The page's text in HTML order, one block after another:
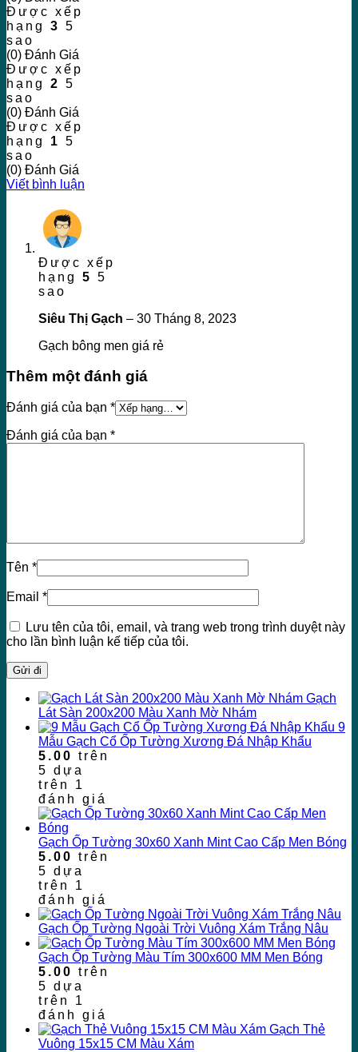
Được xếp
hạng 3 5
sao
(0) Đánh Giá
Được xếp
hạng 2 5
sao
(0) Đánh Giá
Được xếp
hạng 1 5
sao
(0) Đánh Giá
Viết bình luận
Được xếp
hạng 5 5
sao
Siêu Thị Gạch – 30 Tháng 8, 2023
Gạch bông men giá rẻ
Thêm một đánh giá
Đánh giá của bạn *
Đánh giá của bạn *
Tên *
Email *
Lưu tên của tôi, email, và trang web trong trình duyệt này
cho lần bình luận kế tiếp của tôi.
Gạch
Lát Sàn 200x200 Màu Xanh Mờ Nhám
9
Mẫu Gạch Cổ Ốp Tường Xương Đá Nhập Khẩu
5.00 trên
5 dựa
trên 1
đánh giá
Gạch Ốp Tường 30x60 Xanh Mint Cao Cấp Men Bóng
5.00 trên
5 dựa
trên 1
đánh giá
Gạch Ốp Tường Ngoài Trời Vuông Xám Trắng Nâu
Gạch Ốp Tường Màu Tím 300x600 MM Men Bóng
5.00 trên
5 dựa
trên 1
đánh giá
Gạch Thẻ
Vuông 15x15 CM Màu Xám